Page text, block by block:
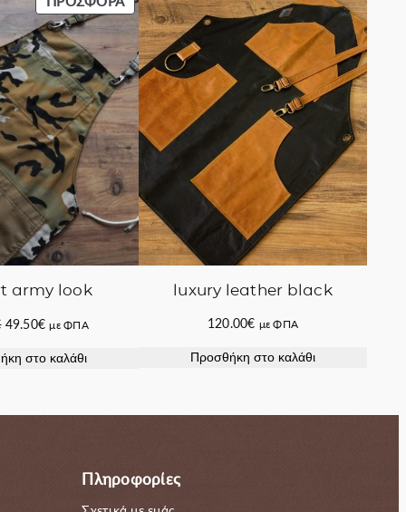
ΣΕ
ΠΡΟΣΦΟΡΆ
army look
Original
was:
49.50€Η
τιμή
με ΦΠΑ
στο καλάθι
luxury leather black
120.00€ με ΦΠΑ
Προσθήκη στο καλάθι
Πληροφορίες